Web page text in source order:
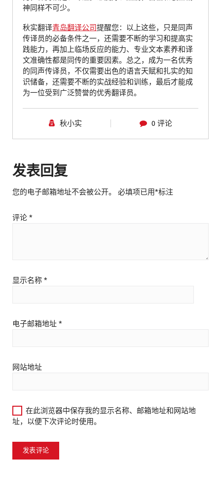
神同样不可少。
秋实翻译青岛翻译公司提醒您：以上这些，只是同声
传译员的必备条件之一，还需要不断的学习和提高实
践能力，再加上临场反应的能力、专业文本素养和译
文准确性都是同传的重要因素。总之，成为一名优秀
的同声传译员，不仅需要出色的语言天赋和扎实的知
识储备，还需要不断的实战经验和训练，最后才能成
为一位受到广泛赞誉的优秀翻译员。
秋小实 0 评论
发表回复
您的电子邮箱地址不会被公开。 必填项已用*标注
评论 *
显示名称 *
电子邮箱地址 *
网站地址
在此浏览器中保存我的显示名称、邮箱地址和网站地
址，以便下次评论时使用。